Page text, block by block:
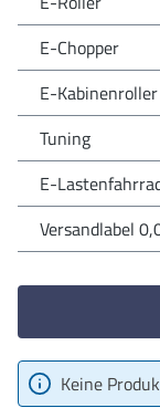
E-Chopper
E-Kabinenroller
Tuning
E-
Versandlabel
Keine